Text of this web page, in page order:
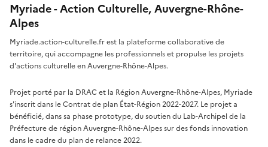
Myriade - Action Culturelle, Auvergne-Rhône-
Alpes
Myriade.action-culturelle.fr est la plateforme collaborative de
territoire, qui accompagne les professionnels et propulse les projets
d'actions culturelle en Auvergne-Rhône-Alpes.
Projet porté par la DRAC et la Région Auvergne-Rhône-Alpes, Myriade
s'inscrit dans le Contrat de plan État-Région 2022-2027. Le projet a
bénéficié, dans sa phase prototype, du soutien du Lab-Archipel de la
Préfecture de région Auvergne-Rhône-Alpes sur des fonds innovation
dans le cadre du plan de relance 2022.